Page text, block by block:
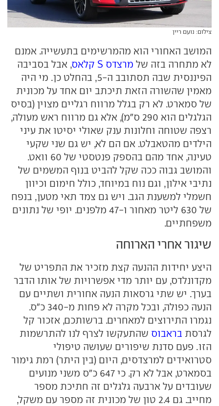
צילום: נועם ריין
המושב האחורי הוא מהמרשימים בתעשייה. אמנם
לא מתחרה בזה של מרצדס S קלאס
, אבל בסביבה
הפיננסית שבה תסתובב ה-5, בהחלט כן. מי היה
מאמין שהשורה הזאת תיכתב יום אחד על מכונית
של סמארט. לא רק בגלל מרווח רגליים מצוין (בסיס
הגלגלים הוא 290 ס"מ), אלא גם מרווח ראש מעולה,
רצפה שטוחה וחלונות ענק שאולי יסיטו את עיני
הילדים מהטאבלט. אם הם לא, יש גם שני שקעי
טעינה, אחד מהם בהספק פנטסטי של 60 וואט.
והמושב גבוה ככה שקל להביט בנוף המשמים של
נתיבי אילון, וגם נוח במיוחד, כולל חימום וכיוון
חשמלי למשענת הגב. ויש גם צמד תאי מטען, בנפח
של 630 ליטר מאחור ו-47 מלפנים. יופי של נתונים
משפחתיים.
שיגור אחרי הארוחה
היצע יחידות ההנעה קצת מזכיר את התפריט של
מקדונלדס, עם יותר מדי אפשרויות של אותו הדבר
בערך. יש שתי גרסאות הנעה אחורית ושתיים עם
הנעה כפולה, ובכל מקרה לא פחות מ-340 כ"ס.
נגמרו התירוצים למאחרים. ברשותכם, אזכור קל
לגרסת בראבוס שהתעקשו לצרף לנו להתרשמות
הזו. פעם סדנת שיפורים שעושה טיפולי
סטרואידים למרצדסים, היום (בין היתר) רמת גימור
בסמארט, אבל לא רק. כי 647 כ"ס משני מנועים
שעובדים על ארבעה גלגלים זה חתיכת מספר
מחייב. גם 2.4 טון של מכונית זה מספר עם משקל,